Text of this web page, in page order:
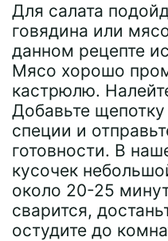
Для салата
говядина или
данном рецепте
Мясо хорошо
кастрюлю.
Добавьте
специи и
готовности. В
кусочек
около 20-25
сварится,
остудите до